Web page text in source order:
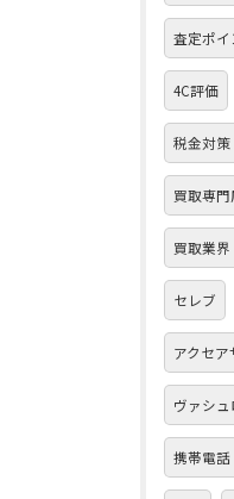
査定ポイ
4C評価
税金対策
買取専門
買取業界
セレブ
アクセア
ヴァシ
携帯電話